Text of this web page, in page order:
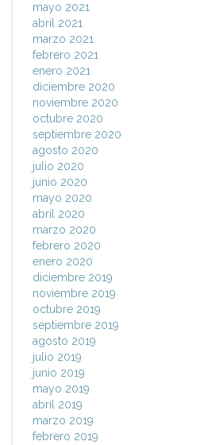
mayo 2021
abril 2021
marzo 2021
febrero 2021
enero 2021
diciembre 2020
noviembre 2020
octubre 2020
septiembre 2020
agosto 2020
julio 2020
junio 2020
mayo 2020
abril 2020
marzo 2020
febrero 2020
enero 2020
diciembre 2019
noviembre 2019
octubre 2019
septiembre 2019
agosto 2019
julio 2019
junio 2019
mayo 2019
abril 2019
marzo 2019
febrero 2019